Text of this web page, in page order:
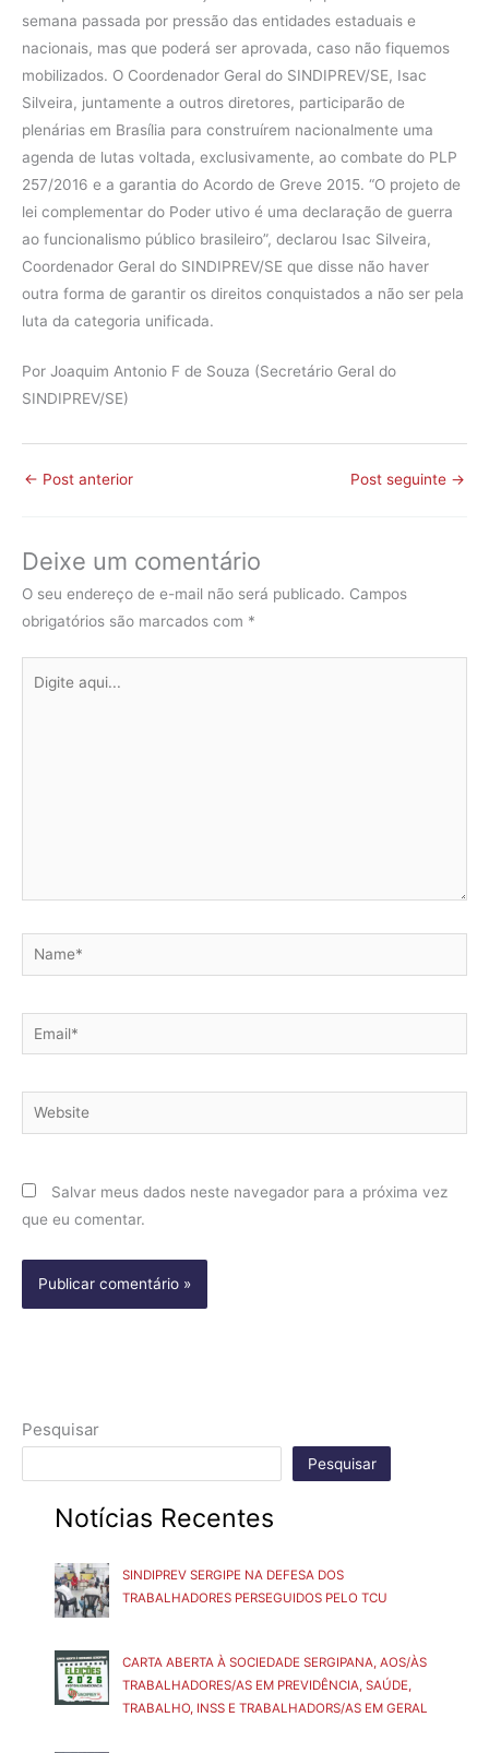
semana passada por pressão das entidades estaduais e
nacionais, mas que poderá ser aprovada, caso não fiquemos
mobilizados. O Coordenador Geral do SINDIPREV/SE, Isac
Silveira, juntamente a outros diretores, participarão de
plenárias em Brasília para construírem nacionalmente uma
agenda de lutas voltada, exclusivamente, ao combate do PLP
257/2016 e a garantia do Acordo de Greve 2015. “O projeto de
lei complementar do Poder utivo é uma declaração de guerra
ao funcionalismo público brasileiro”, declarou Isac Silveira,
Coordenador Geral do SINDIPREV/SE que disse não haver
outra forma de garantir os direitos conquistados a não ser pela
luta da categoria unificada.
Por Joaquim Antonio F de Souza (Secretário Geral do
SINDIPREV/SE)
← Post anterior Post seguinte →
Deixe um comentário
O seu endereço de e-mail não será publicado. Campos
obrigatórios são marcados com *
aqui...
Name*
Email*
Website
Salvar meus dados neste navegador para a próxima vez
que eu comentar.
Pesquisar
Pesquisar
Notícias Recentes
SINDIPREV SERGIPE NA DEFESA DOS
TRABALHADORES PERSEGUIDOS PELO TCU
CARTA ABERTA À SOCIEDADE SERGIPANA, AOS/ÀS
TRABALHADORES/AS EM PREVIDÊNCIA, SAÚDE,
TRABALHO, INSS E TRABALHADORS/AS EM GERAL